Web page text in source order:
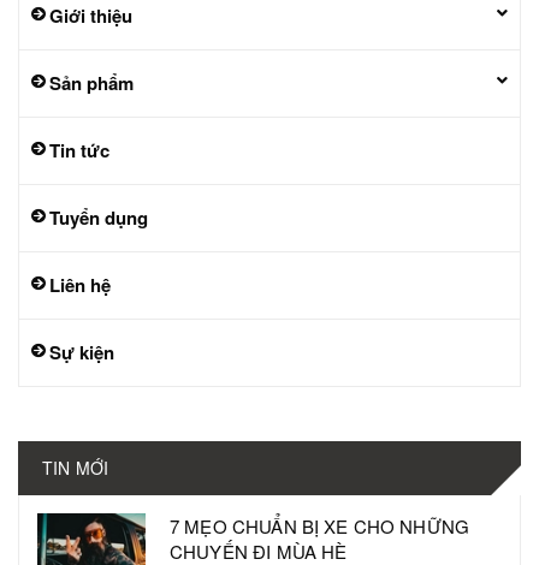
Giới thiệu
Sản phẩm
Tin tức
Tuyển dụng
Liên hệ
Sự kiện
TIN MỚI
7 MẸO CHUẨN BỊ XE CHO NHỮNG
CHUYẾN ĐI MÙA HÈ